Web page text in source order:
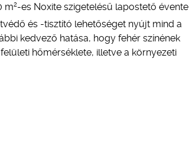
m2-es Noxite szigetelésű lapostető évente
és -tisztító lehetőséget nyújt mind a
kedvező hatása, hogy fehér színének
hőmérséklete, illetve a környezeti